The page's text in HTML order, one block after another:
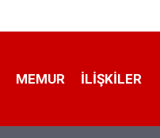
MEMUR İLIŞKILER